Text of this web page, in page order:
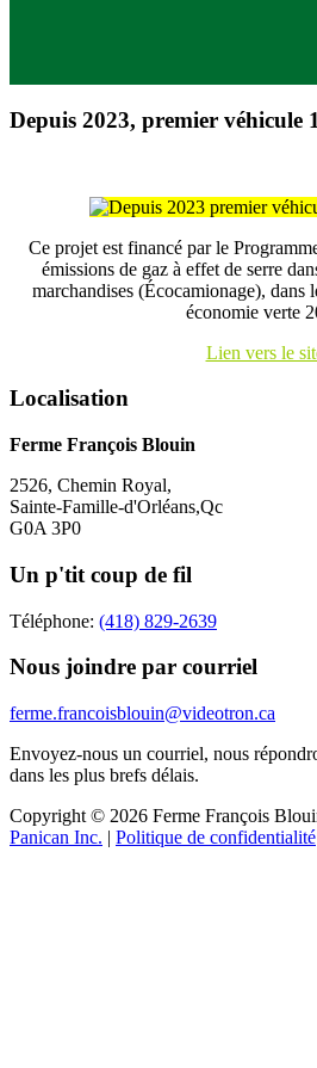
Depuis 2023, premier véhicule
Ce projet est financé par le
émissions de gaz à effet de serre
marchandises (Écocamionage), dans
économie verte
Lien vers le
Localisation
Ferme François Blouin
2526, Chemin Royal,
Sainte-Famille-d'Orléans,Qc
G0A 3P0
Un p'tit coup de fil
Téléphone: (418) 829-2639
Nous joindre par courriel
ferme.francoisblouin@videotron.ca
Envoyez-nous un courriel, nous
dans les plus brefs délais.
Copyright © 2026 Ferme François
Panican Inc. | Politique de confidentialité